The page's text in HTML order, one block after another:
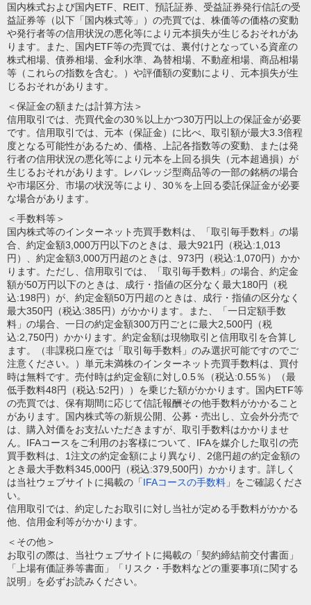
国内株式および国内ETF、REIT、預託証券、受益証券発行信託の受
益証券等（以下「国内株式等」）の売買では、株価等の価格の変動
や発行者等の信用状況の悪化等により元本損失が生じるおそれがあ
ります。また、国内ETF等の売買では、裏付けとなっている資産の
株式相場、債券相場、金利水準、為替相場、不動産相場、商品相場
等（これらの指数を含む。）や評価額の変動により、元本損失が生
じるおそれがあります。
＜保証金の額または計算方法＞
信用取引では、売買代金の30％以上かつ30万円以上の保証金が必要
です。信用取引では、元本（保証金）に比べ、取引額が最大3.3倍程
度となる可能性があるため、価格、上記各指数等の変動、または発
行者の信用状況の悪化等により元本を上回る損失（元本超過損）が
生じるおそれがあります。レバレッジ型商品等の一部の銘柄の場合
や市場区分、市場の状況等により、30％を上回る委託保証金が必要
な場合があります。
＜手数料等＞
国内株式等のインターネット売買手数料は、「取引毎手数料」の場
合、約定金額3,000万円以下のときは、最大921円（税込:1,013
円）、約定金額3,000万円超のときは、973円（税込:1,070円）かか
ります。ただし、信用取引では、「取引毎手数料」の場合、約定金
額が50万円以下のときは、成行・指値の区分なく最大180円（税
込:198円）が、約定金額50万円超のときは、成行・指値の区分なく
最大350円（税込:385円）がかかります。また、「一日定額手数
料」の場合、一日の約定金額300万円ごとに最大2,500円（税
込:2,750円）かかります。約定金額は現物取引と信用取引を合算し
ます。（非課税口座では「取引毎手数料」のみ選択可能ですのでご
注意ください。）単元未満株のインターネット売買手数料は、買付
時は無料です。売付時は約定金額に対し0.5％（税込:0.55％）（最
低手数料48円（税込:52円））を乗じた額がかかります。国内ETF等
の売買では、保有期間に応じて信託報酬その他手数料がかかること
があります。国内株式等の新規公開、公募・売出し、立会外分売で
は、購入対価をお支払いただきますが、取引手数料はかかりませ
ん。IFAコースをご利用のお客様について、IFAを媒介した取引の売
買手数料は、1注文の約定金額により異なり、2億円超の約定金額の
とき最大手数料345,000円（税込:379,500円）かかります。詳しく
は当社ウェブサイトに掲載の「IFAコースの手数料 」をご確認くださ
い。
信用取引では、約定したお取引に対し当社が定める手数料がかかる
他、信用金利等がかかります。
＜その他＞
お取引の際は、当社ウェブサイトに掲載の「契約締結前交付書面」
「上場有価証券等書面」「リスク・手数料などの重要事項に関する
説明」を必ずお読みください。